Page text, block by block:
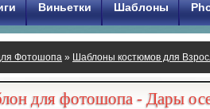
Виньетки Шаблоны
Фотошопа » Шаблоны костюмов для
для фотошопа - Дары